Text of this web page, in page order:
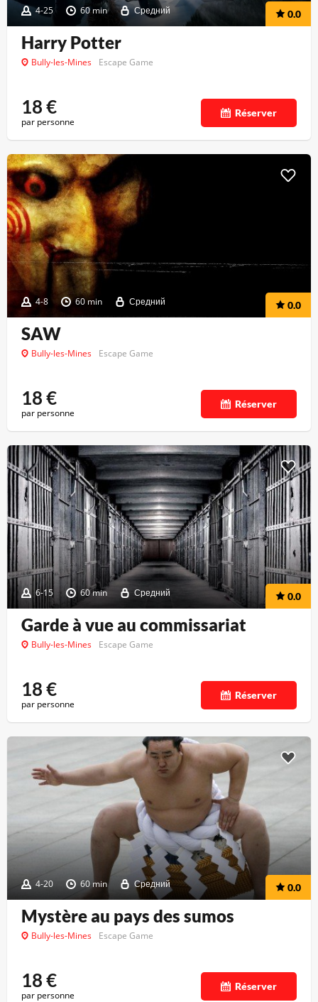
4-25 60 min Средний 0.0
Harry Potter
Bully-les-Mines Escape Game
18€
par personne
Réserver
4-8 60 min Средний 0.0
SAW
Bully-les-Mines Escape Game
18€
par personne
Réserver
6-15 60 min Средний 0.0
Garde à vue au commissariat
Bully-les-Mines Escape Game
18€
par personne
Réserver
4-20 60 min Средний 0.0
Mystère au pays des sumos
Bully-les-Mines Escape Game
18€
par personne
Réserver